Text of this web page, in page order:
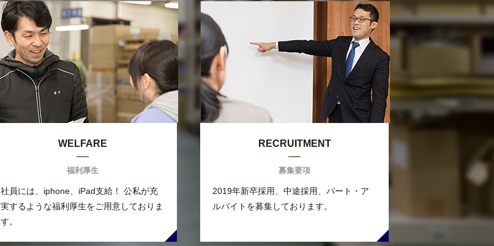
WELFARE
福利厚生
社員には、iphone、iPad支給！ 公私が充
実するような福利厚生をご用意しておりま
す。
RECRUITMENT
募集要項
2019年新卒採用、中途採用、パート・ア
ルバイトを募集しております。